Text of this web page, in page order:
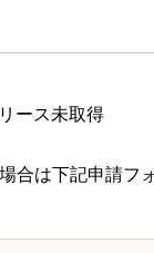
ース未取得
合は下記申請フ